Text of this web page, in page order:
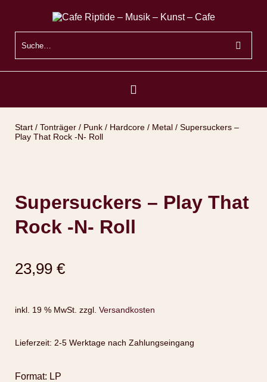
Start / Tonträger / Punk / Hardcore / Metal / Supersuckers –
Play That Rock -N- Roll
Supersuckers – Play That
Rock -N- Roll
23,99 €
inkl. 19 % MwSt. zzgl. Versandkosten
Lieferzeit: 2-5 Werktage nach Zahlungseingang
Format: LP